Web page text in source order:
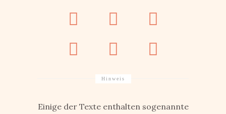
Hinweis
Einige der Texte enthalten sogenannte